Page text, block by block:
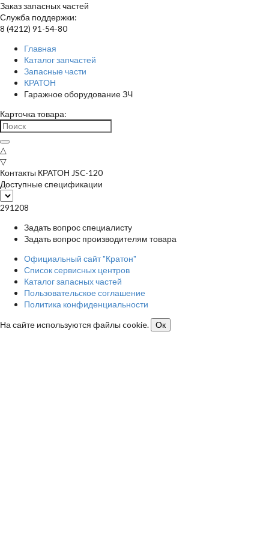
Заказ запасных частей
Служба поддержки:
8 (4212) 91-54-80
Главная
Каталог запчастей
Запасные части
КРАТОН
Гаражное оборудование ЗЧ
Карточка товара:
△
▽
Контакты КРАТОН JSC-120
Доступные спецификации
291208
Задать вопрос специалисту
Задать вопрос производителям товара
Официальный сайт "Кратон"
Список сервисных центров
Каталог запасных частей
Пользовательское соглашение
Политика конфиденциальности
На сайте используются файлы cookie.
Ок